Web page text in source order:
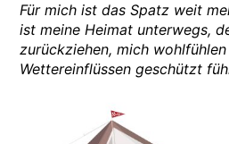
Für mich ist das Spatz weit
ist meine Heimat unterwegs,
zurückziehen, mich
Wettereinflüssen geschützt